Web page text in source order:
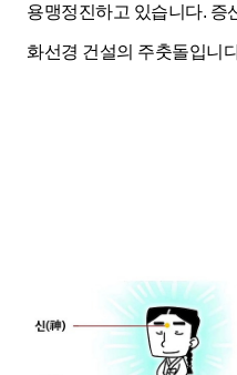
용맹정진하고 있습니다. 증
화선경 건설의 주춧돌입니